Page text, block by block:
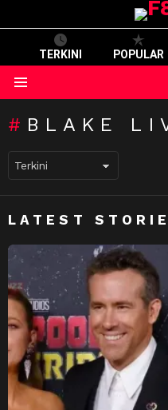
TERKINI POPULAR
BLAKE
LATEST